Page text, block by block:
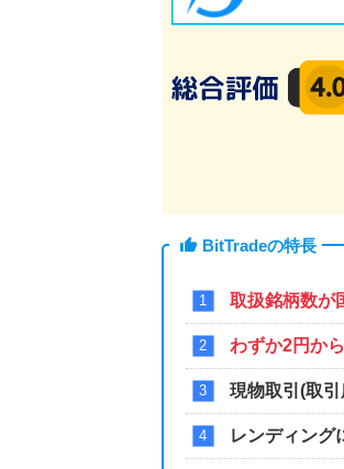
BitTradeの特長
取扱銘柄数が
わずか2円から
現物取引(取
レンディング